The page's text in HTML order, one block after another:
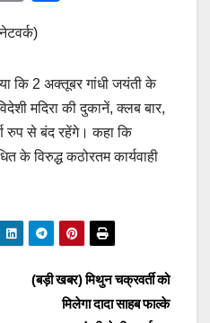
o
p
y
Li
n
k
e
कि 2 अक्तूबर गांधी जयंती के
मदिरा की दुकानें, क्लब बार,
रुप से बंद रहेंगे। कहा कि
के विरुद्ध कठोरतम कार्यवाही
(बड़ी खबर) मिथुन चक्रवर्ती को
मिलेगा दादा साहब फाल्के